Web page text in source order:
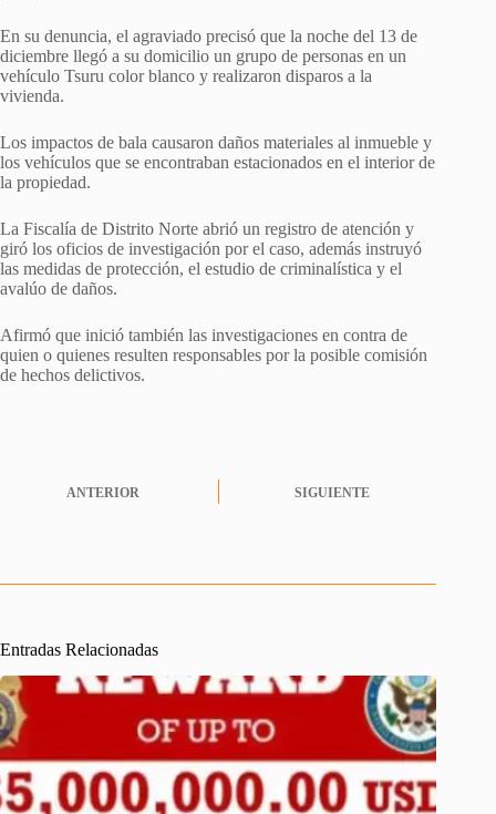
En su denuncia, el agraviado precisó que la noche del 13 de
diciembre llegó a su domicilio un grupo de personas en un
vehículo Tsuru color blanco y realizaron disparos a la
vivienda.
Los impactos de bala causaron daños materiales al inmueble y
los vehículos que se encontraban estacionados en el interior de
la propiedad.
La Fiscalía de Distrito Norte abrió un registro de atención y
giró los oficios de investigación por el caso, además instruyó
las medidas de protección, el estudio de criminalística y el
avalúo de daños.
Afirmó que inició también las investigaciones en contra de
quien o quienes resulten responsables por la posible comisión
de hechos delictivos.
ANTERIOR SIGUIENTE
Entradas Relacionadas